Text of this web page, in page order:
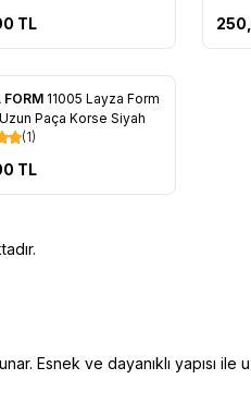
TL
Ekle
FORM 11005 Layza Form
Paça Korse Siyah
(1)
TL
Esnek ve dayanıklı yapısı ile